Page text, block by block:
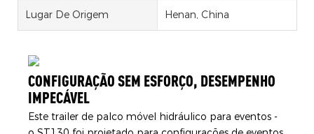
Lugar De Origem Henan, China
CONFIGURAÇÃO SEM ESFORÇO, DESEMPENHO
IMPECÁVEL
Este trailer de palco móvel hidráulico para eventos -